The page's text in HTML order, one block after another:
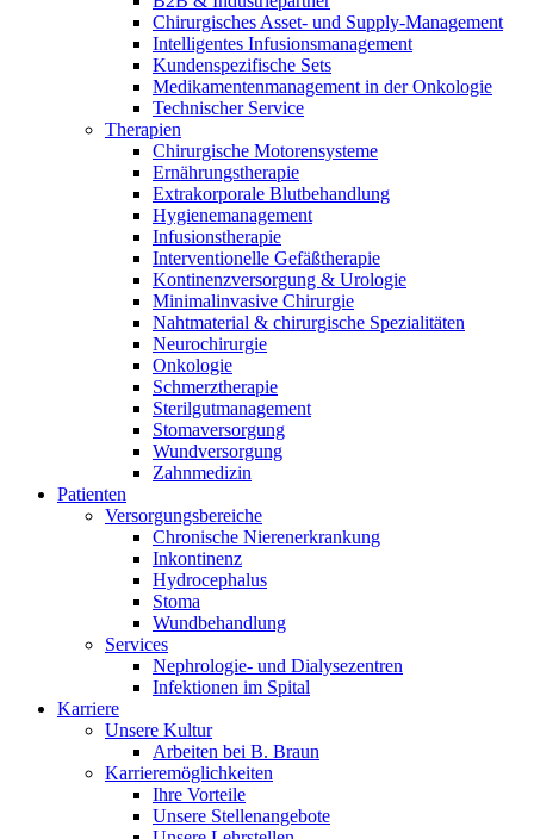
Produkt-Katalog
Finden Sie das Produkt, nach dem Sie suchen. Besuchen Sie
den B. Braun Produktkatalog mit unserem kompletten
interessanten Stellenprofilen.
Chirurgisches Asset- und Supply-Management
Intelligentes Infusionsmanagement
Kundenspezifische Sets
Medikamentenmanagement in der Onkologie
Technischer Service
Therapien
Chirurgische Motorensysteme
Ernährungstherapie
Extrakorporale Blutbehandlung
Hygienemanagement
Infusionstherapie
Interventionelle Gefäßtherapie
Kontinenzversorgung & Urologie
Minimalinvasive Chirurgie
Nahtmaterial & chirurgische Spezialitäten
Neurochirurgie
Onkologie
Schmerztherapie
Sterilgutmanagement
Stomaversorgung
Wundversorgung
Zahnmedizin
Patienten
Versorgungsbereiche
Chronische Nierenerkrankung
Inkontinenz
Hydrocephalus
Stoma
Wundbehandlung
Services
Nephrologie- und Dialysezentren
Infektionen im Spital
Karriere
Unsere Kultur
Arbeiten bei B. Braun
Karrieremöglichkeiten
Ihre Vorteile
Unsere Stellenangebote